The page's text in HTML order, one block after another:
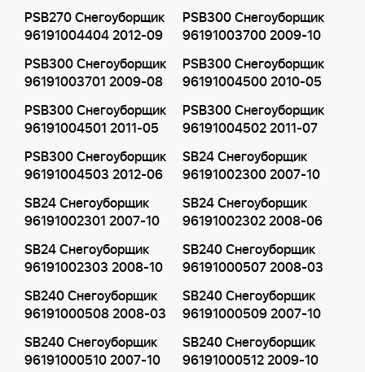
PSB270 Снегоуборщик
96191004404 2012-09
PSB300 Снегоуборщик
96191003700 2009-10
PSB300 Снегоуборщик
96191003701 2009-08
PSB300 Снегоуборщик
96191004500 2010-05
PSB300 Снегоуборщик
96191004501 2011-05
PSB300 Снегоуборщик
96191004502 2011-07
PSB300 Снегоуборщик
96191004503 2012-06
SB24 Снегоуборщик
96191002300 2007-10
SB24 Снегоуборщик
96191002301 2007-10
SB24 Снегоуборщик
96191002302 2008-06
SB24 Снегоуборщик
96191002303 2008-10
SB240 Снегоуборщик
96191000507 2008-03
SB240 Снегоуборщик
96191000508 2008-03
SB240 Снегоуборщик
96191000509 2007-10
SB240 Снегоуборщик
96191000510 2007-10
SB240 Снегоуборщик
96191000512 2009-10